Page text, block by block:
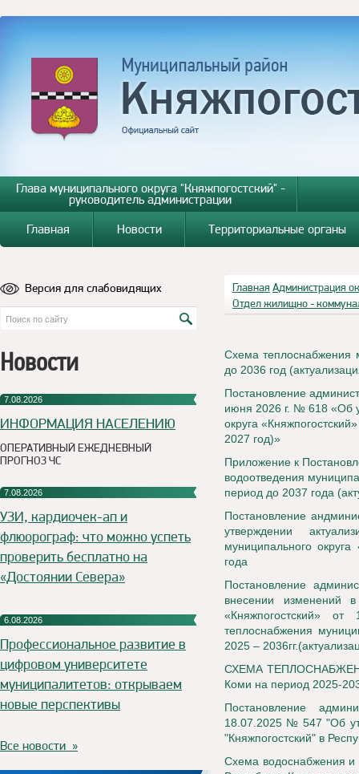
Глава муниципального округа "Княжпогостский" -
руководитель администрации
Главная
Новости Территориальные органы
Версия для слабовидящих
Новости
7.08.2026
ИНФОРМАЦИЯ НАСЕЛЕНИЮ
ОПЕРАТИВНЫЙ ЕЖЕДНЕВНЫЙ
ПРОГНОЗ ЧС
7.08.2026
УЗИ, кардиочек-ап и
флюорограф: что можно успеть
проверить бесплатно на
«Достоянии Севера»
6.08.2026
Профессиональное развитие в
цифровом университете
муниципалитетов: открываем
новые перспективы
Все новости »
Главная Администрация
Отдел жилищно -
Схема теплоснабжения
до 2036 год
Постановление
июня 2026 г. № 618 «Об
округа
2027 год)»
Приложение к
водоотведения
период до 2037 года
Постановление
утверждении
муниципального
года
Постановление
внесении изменений в
«Княжпогостский»
теплоснабжения
2025 –
СХЕМА ТЕПЛОСНАБЖЕНИЯ
Коми на период 2025-
Постановление
18.07.2025 № 547 "Об
"Княжпогостский" в
Схема водоснабжения и